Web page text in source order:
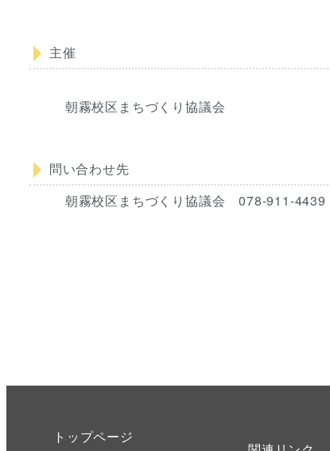
主催
朝霧校区まちづくり協議会
問い合わせ先
朝霧校区まちづくり協議会 078-911-4439
トップページ